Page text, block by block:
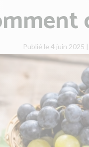
Publié le 4 juin 2025 |